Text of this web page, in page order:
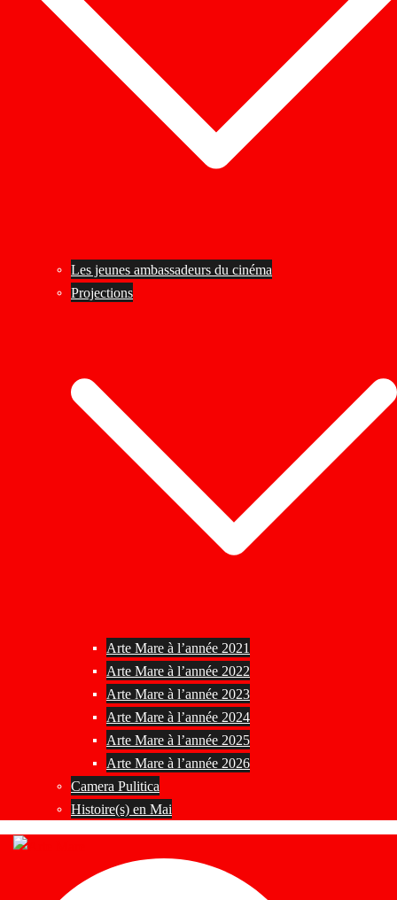
Les jeunes ambassadeurs du cinéma
Projections
Arte Mare à l’année 2021
Arte Mare à l’année 2022
Arte Mare à l’année 2023
Arte Mare à l’année 2024
Arte Mare à l’année 2025
Arte Mare à l’année 2026
Camera Pulitica
Histoire(s) en Mai